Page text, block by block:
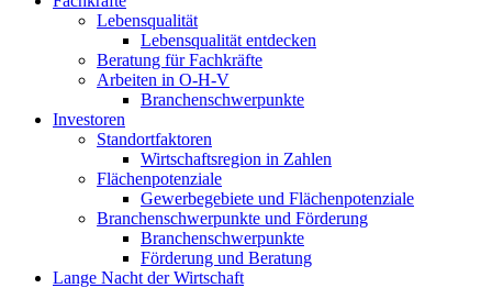
Lebensqualität
Lebensqualität entdecken
Beratung für Fachkräfte
Arbeiten in O-H-V
Branchenschwerpunkte
Investoren
Standortfaktoren
Wirtschaftsregion in Zahlen
Flächenpotenziale
Gewerbegebiete und Flächenpotenziale
Branchenschwerpunkte und Förderung
Branchenschwerpunkte
Förderung und Beratung
Lange Nacht der Wirtschaft